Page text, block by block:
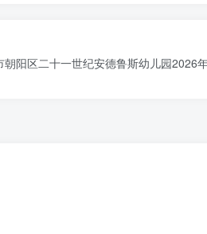
朝阳区二十一世纪安德鲁斯幼儿园2026